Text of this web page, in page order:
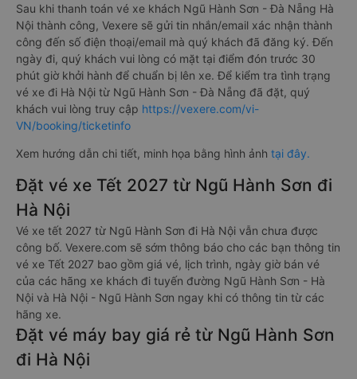
Sau khi thanh toán vé xe khách Ngũ Hành Sơn - Đà Nẵng Hà
Nội thành công, Vexere sẽ gửi tin nhắn/email xác nhận thành
công đến số điện thoại/email mà quý khách đã đăng ký. Đến
ngày đi, quý khách vui lòng có mặt tại điểm đón trước 30
phút giờ khởi hành để chuẩn bị lên xe. Để kiểm tra tình trạng
vé xe đi Hà Nội từ Ngũ Hành Sơn - Đà Nẵng đã đặt, quý
khách vui lòng truy cập https://vexere.com/vi-
VN/booking/ticketinfo
Xem hướng dẫn chi tiết, minh họa bằng hình ảnh tại đây.
Đặt vé xe Tết 2027 từ Ngũ Hành Sơn đi
Hà Nội
Vé xe tết 2027 từ Ngũ Hành Sơn đi Hà Nội vẫn chưa được
công bố. Vexere.com sẽ sớm thông báo cho các bạn thông tin
vé xe Tết 2027 bao gồm giá vé, lịch trình, ngày giờ bán vé
của các hãng xe khách đi tuyến đường Ngũ Hành Sơn - Hà
Nội và Hà Nội - Ngũ Hành Sơn ngay khi có thông tin từ các
hãng xe.
Đặt vé máy bay giá rẻ từ Ngũ Hành Sơn
đi Hà Nội